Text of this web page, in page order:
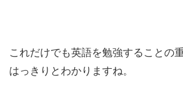
これだけでも英語を勉強することの
はっきりとわかりますね。